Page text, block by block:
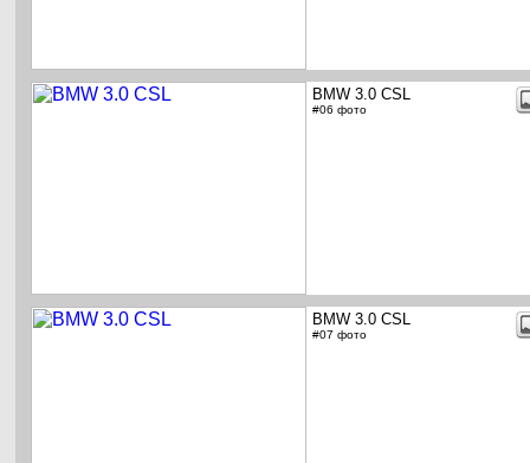
BMW 3.0 CSL
#06 фото
BMW 3.0 CSL
#07 фото